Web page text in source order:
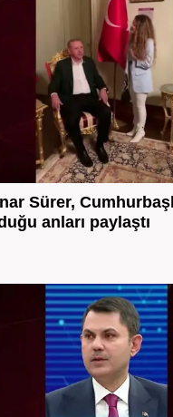
Sürer,
anları paylaştı